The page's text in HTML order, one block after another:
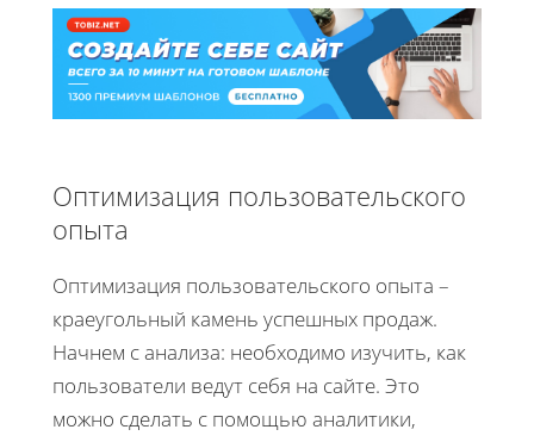
Оптимизация пользовательского
опыта
Оптимизация пользовательского опыта –
краеугольный камень успешных продаж.
Начнем с анализа: необходимо изучить, как
пользователи ведут себя на сайте. Это
можно сделать с помощью аналитики,